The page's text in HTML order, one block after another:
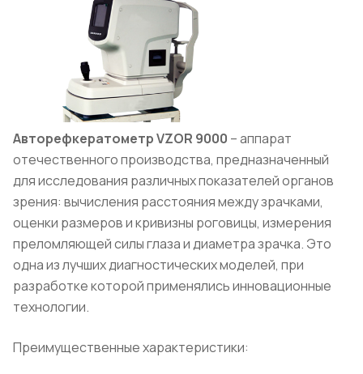
Авторефкератометр VZOR 9000 – аппарат
отечественного производства, предназначенный
для исследования различных показателей органов
зрения: вычисления расстояния между зрачками,
оценки размеров и кривизны роговицы, измерения
преломляющей силы глаза и диаметра зрачка. Это
одна из лучших диагностических моделей, при
разработке которой применялись инновационные
технологии.
Преимущественные характеристики: